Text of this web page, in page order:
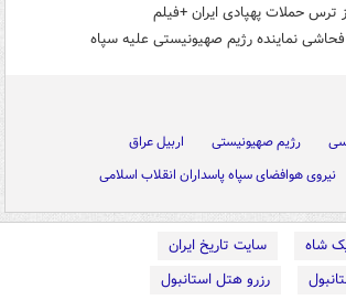
ترس حملات پهپادی ایران +فیلم
نماینده رژیم صهیونیستی علیه سپاه
رژیم صهیونیستی
اربیل عراق
نیروی هوافضای سپاه پاسداران انقلاب اسلامی
شاه
سایت تاریخ ایران
رزرو هتل استانبول